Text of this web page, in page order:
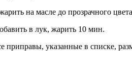
на масле до прозрачного
в лук, жарить 10 мин.
приправы, указанные в списке,